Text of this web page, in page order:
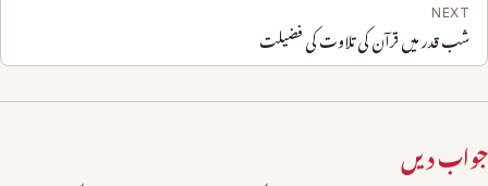
NEXT
شب قدر میں قرآن کی تلاوت کی فضیلت
جواب دیں